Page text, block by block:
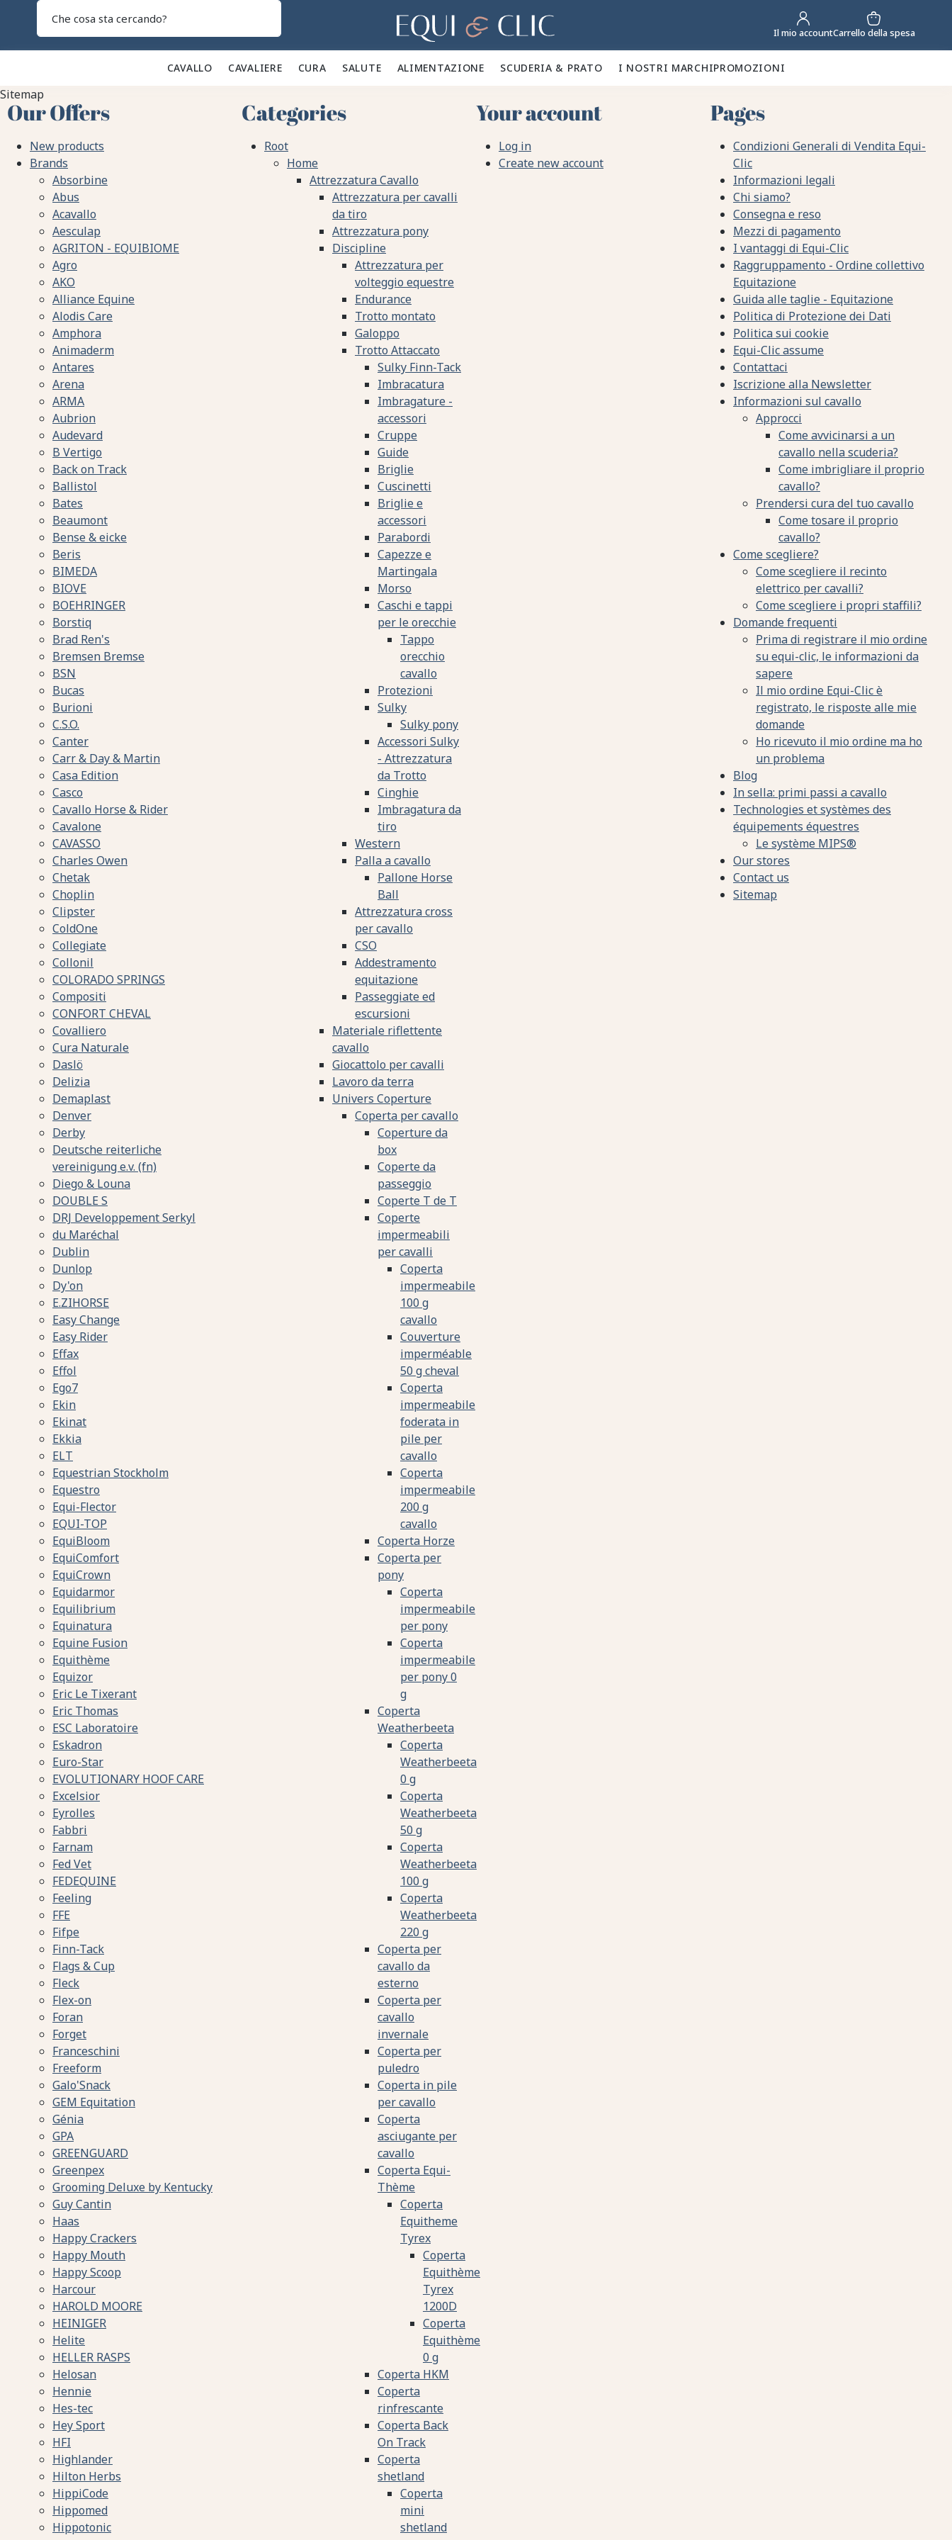
Casa Il mio accountCarrello della spesa
CAVALLO 🐎 CAVALIERE 👕 CURA 🪮 SALUTE ✨ ALIMENTAZIONE 🥕 SCUDERIA & PRATO 🍃 I NOSTRI MARCHIPROMOZIONI
Sitemap
Our Offers
New products
Brands
Absorbine
Abus
Acavallo
Aesculap
AGRITON - EQUIBIOME
Agro
AKO
Alliance Equine
Alodis Care
Amphora
Animaderm
Antares
Arena
ARMA
Aubrion
Audevard
B Vertigo
Back on Track
Ballistol
Bates
Beaumont
Bense & eicke
Beris
BIMEDA
BIOVE
BOEHRINGER
Borstiq
Brad Ren's
Bremsen Bremse
BSN
Bucas
Burioni
C.S.O.
Canter
Carr & Day & Martin
Casa Edition
Casco
Cavallo Horse & Rider
Cavalone
CAVASSO
Charles Owen
Chetak
Choplin
Clipster
ColdOne
Collegiate
Collonil
COLORADO SPRINGS
Compositi
CONFORT CHEVAL
Covalliero
Cura Naturale
Daslö
Delizia
Demaplast
Denver
Derby
Deutsche reiterliche
vereinigung e.v. (fn)
Diego & Louna
DOUBLE S
DRJ Developpement Serkyl
du Maréchal
Dublin
Dunlop
Dy'on
E.ZIHORSE
Easy Change
Easy Rider
Effax
Effol
Ego7
Ekin
Ekinat
Ekkia
ELT
Equestrian Stockholm
Equestro
Equi-Flector
EQUI-TOP
EquiBloom
EquiComfort
EquiCrown
Equidarmor
Equilibrium
Equinatura
Equine Fusion
Equithème
Equizor
Eric Le Tixerant
Eric Thomas
ESC Laboratoire
Eskadron
Euro-Star
EVOLUTIONARY HOOF CARE
Excelsior
Eyrolles
Fabbri
Farnam
Fed Vet
FEDEQUINE
Feeling
FFE
Fifpe
Finn-Tack
Flags & Cup
Fleck
Flex-on
Foran
Forget
Franceschini
Freeform
Galo'Snack
GEM Equitation
Génia
GPA
GREENGUARD
Greenpex
Grooming Deluxe by Kentucky
Guy Cantin
Haas
Happy Crackers
Happy Mouth
Happy Scoop
Harcour
HAROLD MOORE
HEINIGER
Helite
HELLER RASPS
Helosan
Hennie
Hes-tec
Hey Sport
HFI
Highlander
Hilton Herbs
HippiCode
Hippomed
Hippotonic
Categories
Root
Home
Attrezzatura Cavallo
Attrezzatura per cavalli
da tiro
Attrezzatura pony
Discipline
Attrezzatura per
volteggio equestre
Endurance
Trotto montato
Galoppo
Trotto Attaccato
Sulky Finn-Tack
Imbracatura
Imbragature -
accessori
Cruppe
Guide
Briglie
Cuscinetti
Briglie e
accessori
Parabordi
Capezze e
Martingala
Morso
Caschi e tappi
per le orecchie
Tappo
orecchio
cavallo
Protezioni
Sulky
Sulky pony
Accessori Sulky
- Attrezzatura
da Trotto
Cinghie
Imbragatura da
tiro
Western
Palla a cavallo
Pallone Horse
Ball
Attrezzatura cross
per cavallo
CSO
Addestramento
equitazione
Passeggiate ed
escursioni
Materiale riflettente
cavallo
Giocattolo per cavalli
Lavoro da terra
Univers Coperture
Coperta per cavallo
Coperture da
box
Coperte da
passeggio
Coperte T de T
Coperte
impermeabili
per cavalli
Coperta
impermeabile
100 g
cavallo
Couverture
imperméable
50 g cheval
Coperta
impermeabile
foderata in
pile per
cavallo
Coperta
impermeabile
200 g
cavallo
Coperta Horze
Coperta per
pony
Coperta
impermeabile
per pony
Coperta
impermeabile
per pony 0
g
Coperta
Weatherbeeta
Coperta
Weatherbeeta
0 g
Coperta
Weatherbeeta
50 g
Coperta
Weatherbeeta
100 g
Coperta
Weatherbeeta
220 g
Coperta per
cavallo da
esterno
Coperta per
cavallo
invernale
Coperta per
puledro
Coperta in pile
per cavallo
Coperta
asciugante per
cavallo
Coperta Equi-
Thème
Coperta
Equitheme
Tyrex
Coperta
Equithème
Tyrex
1200D
Coperta
Equithème
0 g
Coperta HKM
Coperta
rinfrescante
Coperta Back
On Track
Coperta
shetland
Coperta
mini
shetland
Your account
Log in
Create new account
Pages
Condizioni Generali di Vendita Equi-
Clic
Informazioni legali
Chi siamo?
Consegna e reso
Mezzi di pagamento
I vantaggi di Equi-Clic
Raggruppamento - Ordine collettivo
Equitazione
Guida alle taglie - Equitazione
Politica di Protezione dei Dati
Politica sui cookie
Equi-Clic assume
Contattaci
Iscrizione alla Newsletter
Informazioni sul cavallo
Approcci
Come avvicinarsi a un
cavallo nella scuderia?
Come imbrigliare il proprio
cavallo?
Prendersi cura del tuo cavallo
Come tosare il proprio
cavallo?
Come scegliere?
Come scegliere il recinto
elettrico per cavalli?
Come scegliere i propri staffili?
Domande frequenti
Prima di registrare il mio ordine
su equi-clic, le informazioni da
sapere
Il mio ordine Equi-Clic è
registrato, le risposte alle mie
domande
Ho ricevuto il mio ordine ma ho
un problema
Blog
In sella: primi passi a cavallo
Technologies et systèmes des
équipements équestres
Le système MIPS®
Our stores
Contact us
Sitemap